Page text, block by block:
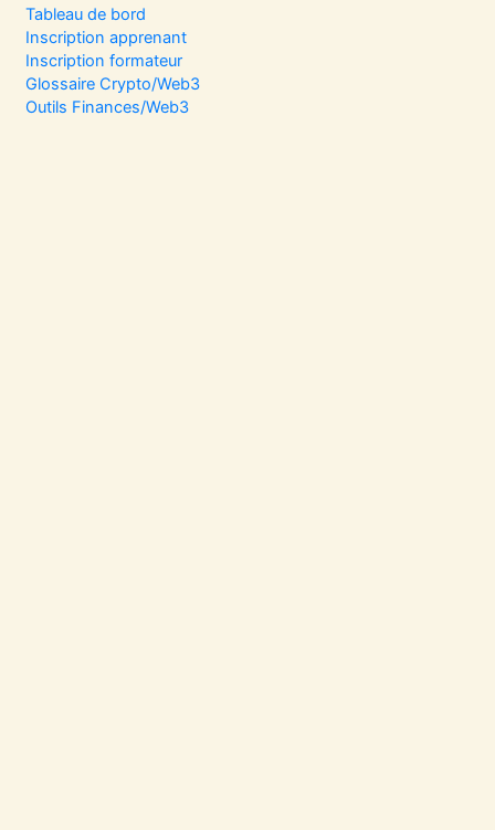
Tableau de bord
Inscription apprenant
Inscription formateur
Glossaire Crypto/Web3
Outils Finances/Web3